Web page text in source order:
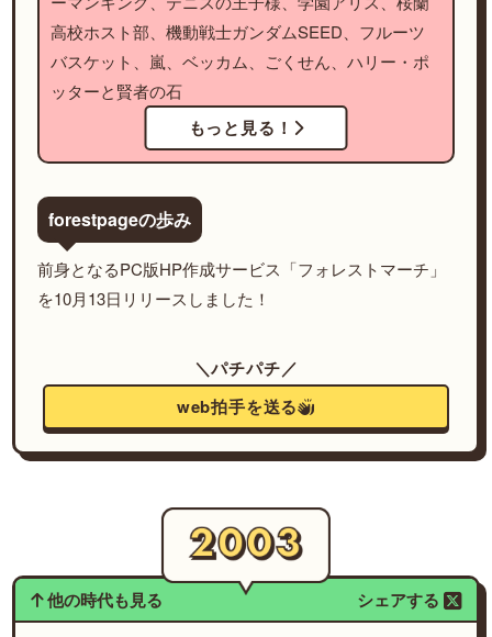
高校ホスト部、機動戦士ガンダムSEED、フルーツ
バスケット、嵐、ベッカム、ごくせん、ハリー・ポ
ッターと賢者の石
もっと見る！
forestpageの歩み
前身となるPC版HP作成サービス「フォレストマーチ」
を10月13日リリースしました！
＼パチパチ／
web拍手を送る
他の時代も見る シェアする